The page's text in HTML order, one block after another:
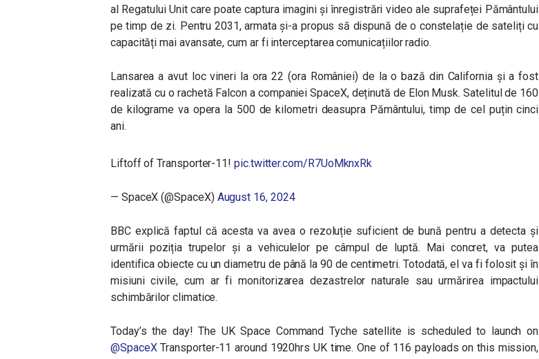
al Regatului Unit care poate captura imagini și înregistrări video ale suprafeței Pământului
pe timp de zi. Pentru 2031, armata și-a propus să dispună de o constelație de sateliți cu
capacități mai avansate, cum ar fi interceptarea comunicațiilor radio.
Lansarea a avut loc vineri la ora 22 (ora României) de la o bază din California și a fost
realizată cu o rachetă Falcon a companiei SpaceX, deținută de Elon Musk. Satelitul de 160
de kilograme va opera la 500 de kilometri deasupra Pământului, timp de cel puțin cinci
ani.
Liftoff of Transporter-11!pic.twitter.com/R7UoMknxRk
— SpaceX (@SpaceX) August 16, 2024
BBC explică faptul că acesta va avea o rezoluție suficient de bună pentru a detecta și
urmării poziția trupelor și a vehiculelor pe câmpul de luptă. Mai concret, va putea
identifica obiecte cu un diametru de până la 90 de centimetri. Totodată, el va fi folosit și în
misiuni civile, cum ar fi monitorizarea dezastrelor naturale sau urmărirea impactului
schimbărilor climatice.
Today’s the day! The UK Space Command Tyche satellite is scheduled to launch on
@SpaceXTransporter-11 around 1920hrs UK time. One of 116 payloads on this mission,